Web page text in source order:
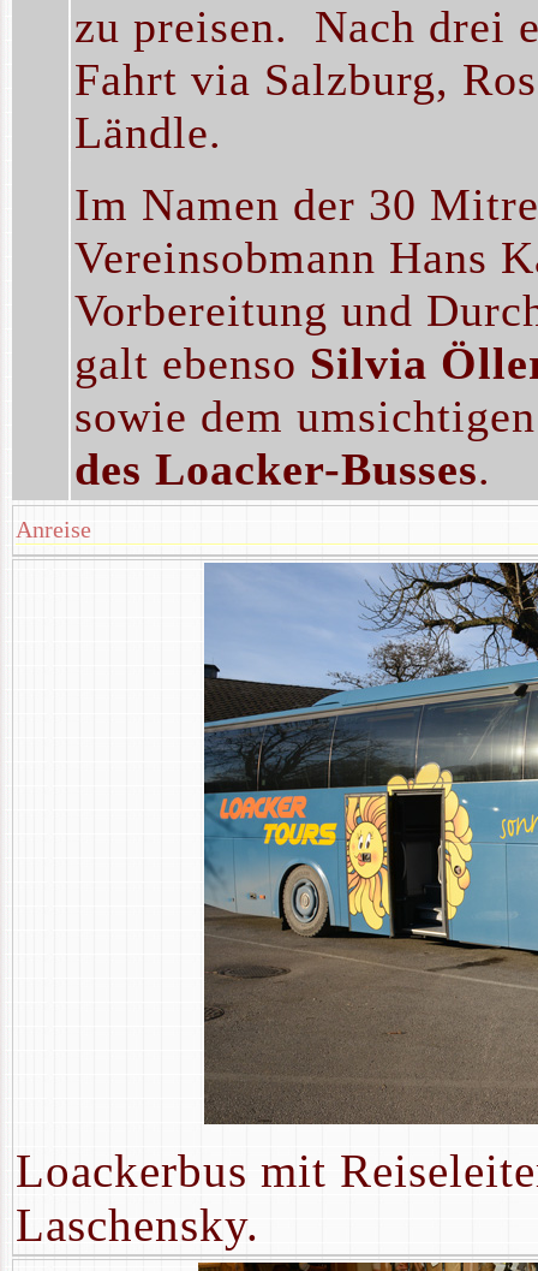
zu preisen. Nach drei
Fahrt via Salzburg,
Ländle.
Im Namen der 30
Vereinsobmann Hans
Vorbereitung und
galt ebenso Silvia
sowie dem
des Loacker-Busses.
Anreise
Loackerbus mit
Laschensky.